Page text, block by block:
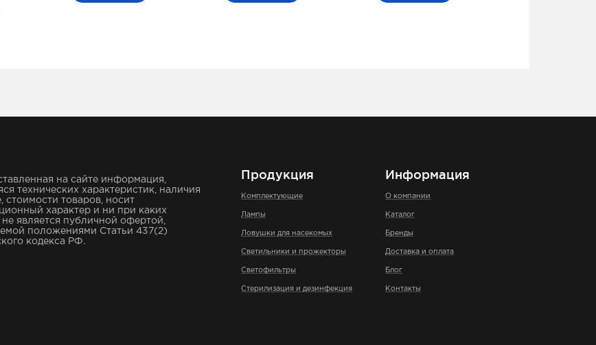
на сайте информация,
технических характеристик, наличия
стоимости товаров, носит
характер и ни при каких
является публичной офертой,
положениями Статьи 437(2)
кодекса РФ.
Продукция
Комплектующие
Лампы
Ловушки для насекомых
Светильники и прожекторы
Светофильтры
Стерилизация и дезинфекция
Информация
О компании
Каталог
Бренды
Доставка и оплата
Блог
Контакты